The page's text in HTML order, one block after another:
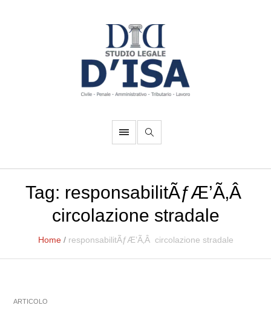
Tag: responsabilitÃƒÆ’Ã‚Â
circolazione stradale
Home / responsabilitÃƒÆ’Ã‚Â circolazione stradale
ARTICOLO